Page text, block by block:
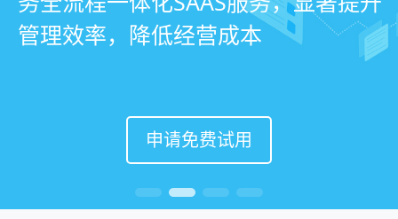
美发门店经营管理需求
申请免费试用
管理效率，降低经营成本
申请免费试用
键套用，快速引爆门店客流
申请免费试用
能社交裂变，盘活私域流量
申请免费试用